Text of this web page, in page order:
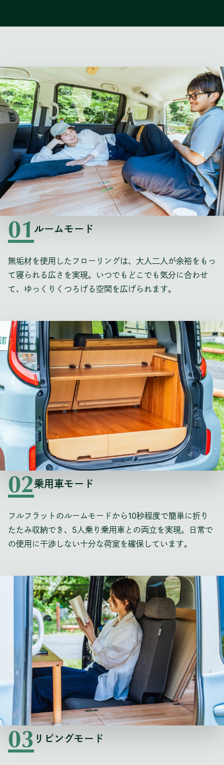
01 ルームモード
無垢材を使用したフローリングは、大人二人が余裕をもっ
て寝られる広さを実現。いつでもどこでも気分に合わせ
て、ゆっくりくつろげる空間を広げられます。
02乗用車モード
フルフラットのルームモードから10秒程度で簡単に折り
たたみ収納でき、5人乗り乗用車との両立を実現。日常で
の使用に干渉しない十分な荷室を確保しています。
03 リビングモード